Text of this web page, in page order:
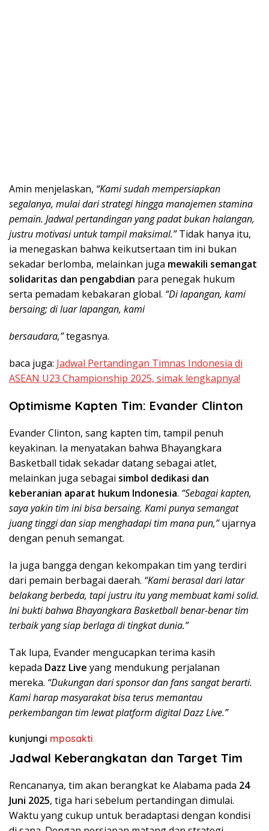
Amin menjelaskan, “Kami sudah mempersiapkan
segalanya, mulai dari strategi hingga manajemen stamina
pemain. Jadwal pertandingan yang padat bukan halangan,
justru motivasi untuk tampil maksimal.”Tidak hanya itu,
ia menegaskan bahwa keikutsertaan tim ini bukan
sekadar berlomba, melainkan juga mewakili semangat
solidaritas dan pengabdian para penegak hukum
serta pemadam kebakaran global. “Di lapangan, kami
bersaing; di luar lapangan, kami
bersaudara,”tegasnya.
baca juga: Jadwal Pertandingan Timnas Indonesia di
ASEAN U23 Championship 2025, simak lengkapnya!
Optimisme Kapten Tim: Evander Clinton
Evander Clinton, sang kapten tim, tampil penuh
keyakinan. Ia menyatakan bahwa Bhayangkara
Basketball tidak sekadar datang sebagai atlet,
melainkan juga sebagai simbol dedikasi dan
keberanian aparat hukum Indonesia. “Sebagai kapten,
saya yakin tim ini bisa bersaing. Kami punya semangat
juang tinggi dan siap menghadapi tim mana pun,”ujarnya
dengan penuh semangat.
Ia juga bangga dengan kekompakan tim yang terdiri
dari pemain berbagai daerah. “Kami berasal dari latar
belakang berbeda, tapi justru itu yang membuat kami solid.
Ini bukti bahwa Bhayangkara Basketball benar-benar tim
terbaik yang siap berlaga di tingkat dunia.”
Tak lupa, Evander mengucapkan terima kasih
kepada Dazz Live yang mendukung perjalanan
mereka. “Dukungan dari sponsor dan fans sangat berarti.
Kami harap masyarakat bisa terus memantau
perkembangan tim lewat platform digital Dazz Live.”
kunjungi mposakti
Jadwal Keberangkatan dan Target Tim
Rencananya, tim akan berangkat ke Alabama pada 24
Juni 2025, tiga hari sebelum pertandingan dimulai.
Waktu yang cukup untuk beradaptasi dengan kondisi